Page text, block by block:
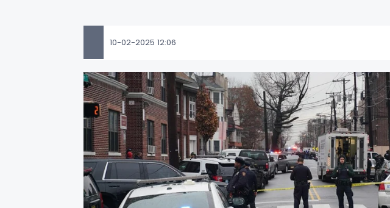
10-02-2025 12:06